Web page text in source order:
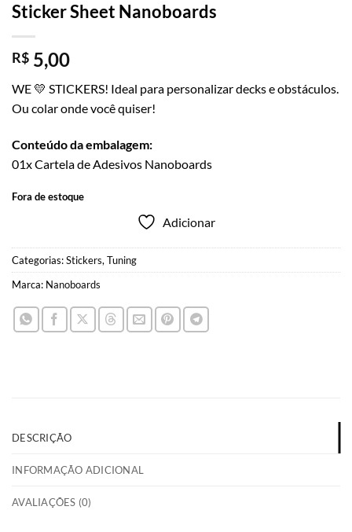
Sticker Sheet Nanoboards
R$ 5,00
WE 💛 STICKERS! Ideal para personalizar decks e obstáculos.
Ou colar onde você quiser!
Conteúdo da embalagem:
01x Cartela de Adesivos Nanoboards
Fora de estoque
Adicionar
Categorias:Stickers,Tuning
Marca: Nanoboards
DESCRIÇÃO
INFORMAÇÃO ADICIONAL
AVALIAÇÕES (0)